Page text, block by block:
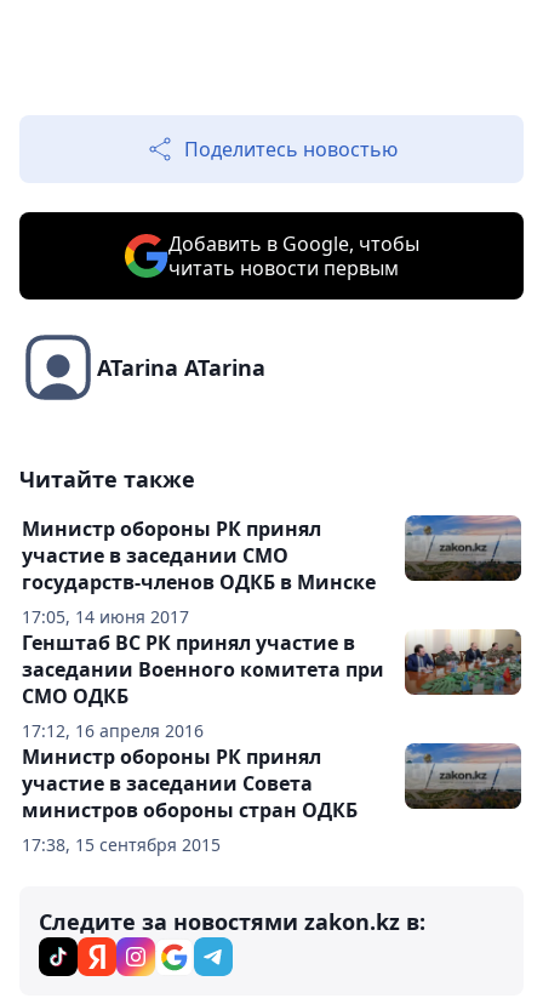
Поделитесь новостью
Добавить в Google, чтобы
читать новости первым
ATarina ATarina
Читайте также
17:05, 14 июня 2017
Министр обороны РК принял
участие в заседании СМО
государств-членов ОДКБ в Минске
17:12, 16 апреля 2016
Генштаб ВС РК принял участие в
заседании Военного комитета при
СМО ОДКБ
17:38, 15 сентября 2015
Министр обороны РК принял
участие в заседании Совета
министров обороны стран ОДКБ
Следите за новостями zakon.kz в: